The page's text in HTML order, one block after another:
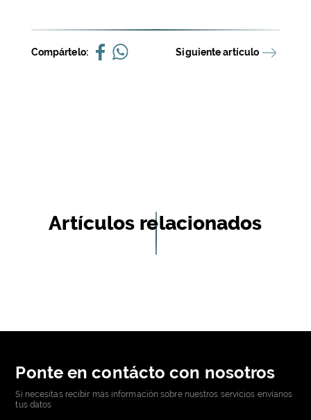
Compártelo: Siguiente artículo
Artículos relacionados
Ponte en contácto con nosotros
Si necesitas recibir más información sobre nuestros servicios envíanos
tus datos